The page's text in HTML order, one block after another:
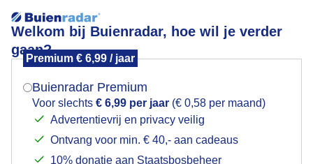
Welkom bij Buienradar, hoe wil je verder
gaan?
Premium € 6,99 / jaar
Buienradar Premium
Voor slechts € 6,99 per jaar (€ 0,58 per maand)
Advertentievrij en privacy veilig
Ontvang voor min. € 40,- aan cadeaus
10% donatie aan Staatsbosbeheer
Herfst
Mogen we je locatie gebruiken voor het
Indien je hier nog geen akkoord op hebt gegeven,
verschijnt er zo een pop-up uit je browser waarin